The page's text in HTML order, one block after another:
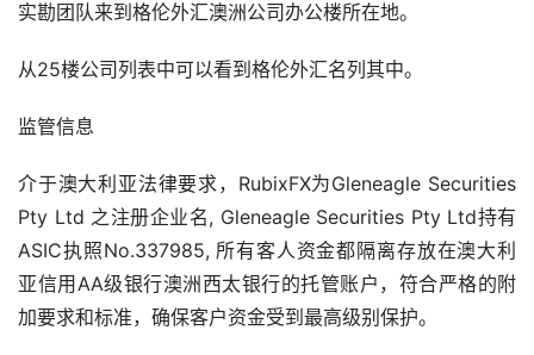
实勘团队来到格伦外汇澳洲公司办公楼所在地。
从25楼公司列表中可以看到格伦外汇名列其中。
监管信息
介于澳大利亚法律要求，RubixFX为Gleneagle Securities
Pty Ltd 之注册企业名, Gleneagle Securities Pty Ltd持有
ASIC执照No.337985, 所有客人资金都隔离存放在澳大利
亚信用AA级银行澳洲西太银行的托管账户，符合严格的附
加要求和标准，确保客户资金受到最高级别保护。